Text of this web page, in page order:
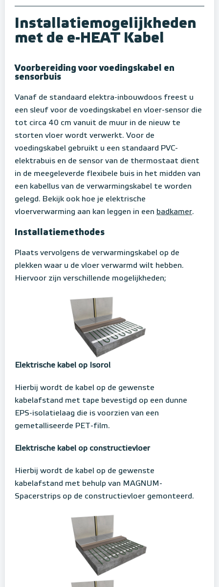
Installatiemogelijkheden
met de e-HEAT Kabel
Voorbereiding voor voedingskabel en
sensorbuis
Vanaf de standaard elektra-inbouwdoos freest u
een sleuf voor de voedingskabel en vloer-sensor die
tot circa 40 cm vanuit de muur in de nieuw te
storten vloer wordt verwerkt. Voor de
voedingskabel gebruikt u een standaard PVC-
elektrabuis en de sensor van de thermostaat dient
in de meegeleverde flexibele buis in het midden van
een kabellus van de verwarmingskabel te worden
gelegd. Bekijk ook hoe je elektrische
vloerverwarming aan kan leggen in een badkamer.
Installatiemethodes
Plaats vervolgens de verwarmingskabel op de
plekken waar u de vloer verwarmd wilt hebben.
Hiervoor zijn verschillende mogelijkheden;
Elektrische kabel op Isorol
Hierbij wordt de kabel op de gewenste
kabelafstand met tape bevestigd op een dunne
EPS-isolatielaag die is voorzien van een
gemetalliseerde PET-film.
Elektrische kabel op constructievloer
Hierbij wordt de kabel op de gewenste
kabelafstand met behulp van MAGNUM-
Spacerstrips op de constructievloer gemonteerd.